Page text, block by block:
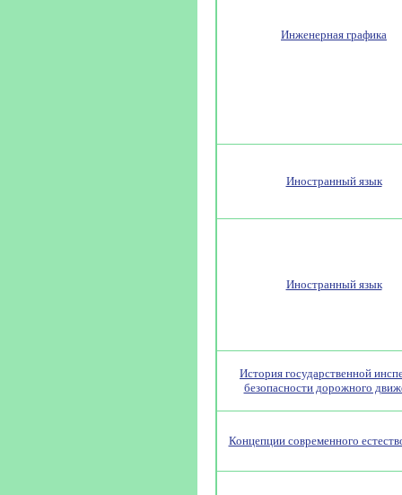
Инженерная графика
Иностранный язык
Иностранный язык
История государственной
безопасности дорожного
Концепции современного